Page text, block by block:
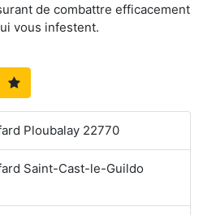
de combattre efficacement
vous infestent.
Ploubalay 22770
Saint-Cast-le-Guildo